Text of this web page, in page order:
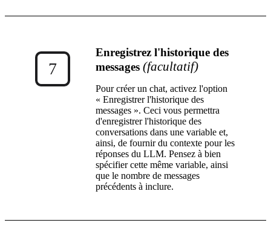
7
Enregistrez l'historique des
messages (facultatif)
Pour créer un chat, activez l'option
« Enregistrer l'historique des
messages ». Ceci vous permettra
d'enregistrer l'historique des
conversations dans une variable et,
ainsi, de fournir du contexte pour les
réponses du LLM. Pensez à bien
spécifier cette même variable, ainsi
que le nombre de messages
précédents à inclure.